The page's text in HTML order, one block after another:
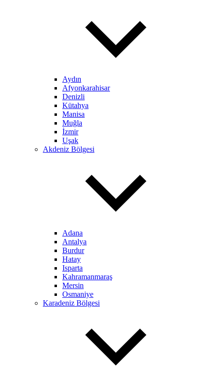
Aydın
Afyonkarahisar
Denizli
Kütahya
Manisa
Muğla
İzmir
Uşak
Akdeniz Bölgesi
Adana
Antalya
Burdur
Hatay
Isparta
Kahramanmaraş
Mersin
Osmaniye
Karadeniz Bölgesi